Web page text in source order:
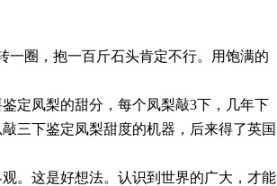
一圈，抱一百斤石头肯定不行。用饱满的
定凤梨的甜分，每个凤梨敲3下，几年下
三下鉴定凤梨甜度的机器，后来得了英国
。这是好想法。认识到世界的广大，才能